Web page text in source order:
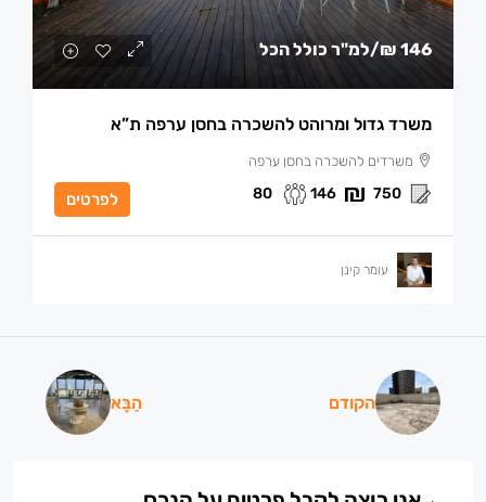
146 ₪ /למ"ר כולל הכל
משרד גדול ומרוהט להשכרה בחסן ערפה ת”א
משרדים להשכרה בחסן ערפה
750
146
80 לפרטים
עומר קינן
הקודם הַבָּא